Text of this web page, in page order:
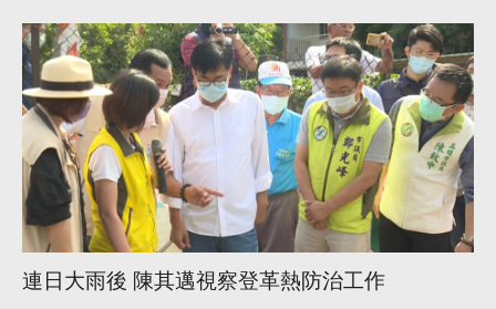
連日大雨後 陳其邁視察登革熱防治工作